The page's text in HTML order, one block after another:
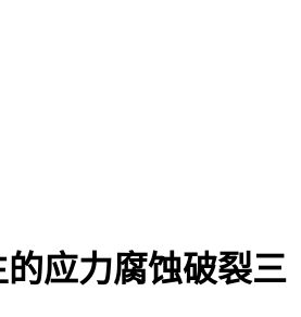
应力腐蚀破裂三